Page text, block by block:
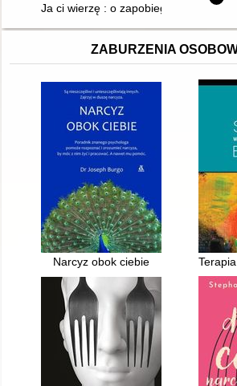
Ja ci wierzę : o zapobieganiu
ZABURZENIA
Narcyz obok ciebie